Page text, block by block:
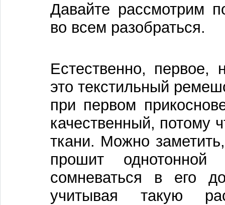
Давайте рассмотрим
во всем разобраться.
Естественно,
это текстильный
при первом
качественный, потому
ткани. Можно
прошит
сомневаться в его
учитывая такую